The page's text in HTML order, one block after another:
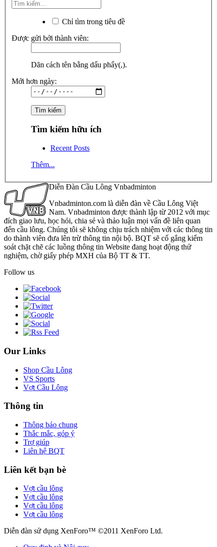
Chỉ tìm trong tiêu đề
Được gửi bởi thành viên:
Dãn cách tên bằng dấu phẩy(,).
Mới hơn ngày:
Tìm kiếm hữu ích
Recent Posts
Thêm...
Diễn Đàn Cầu Lông Vnbadminton
Vnbadminton.com là diễn đàn về Cầu Lông Việt
Nam. Vnbadminton được thành lập từ 2012 với mục
đích giao lưu, học hỏi, chia sẻ và thảo luận mọi vấn đề liên quan
đến cầu lông. Chúng tôi sẽ không chịu trách nhiệm với các thông tin
do thành viên đưa lên trừ thông tin nội bộ. BQT sẽ cố gắng kiểm
soát chặt chẽ các luồng thông tin Website đang hoạt động thử
nghiệm, chờ giấy phép MXH của Bộ TT & TT.
Follow us
Our Links
Shop Cầu Lông
VS Sports
Vợt Cầu Lông
Thông tin
Thông báo chung
Thắc mắc, góp ý
Trợ giúp
Liên hệ BQT
Liên kết bạn bè
Vợt cầu lông
Vợt cầu lông
Vợt cầu lông
Vợt cầu lông
Diễn đàn sử dụng XenForo™ ©2011 XenForo Ltd.